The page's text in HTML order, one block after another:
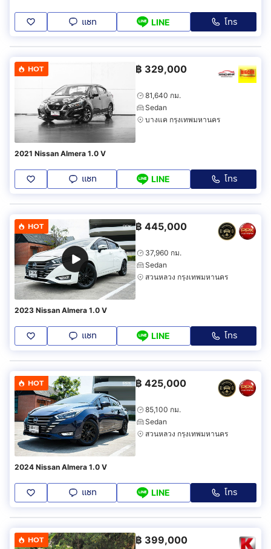
แชท LINE โทร
HOT ฿ 329,000
81,640 กม.
Sedan
บางแค กรุงเทพมหานคร
2021 Nissan Almera 1.0 V
แชท LINE โทร
HOT ฿ 445,000
37,960 กม.
Sedan
สวนหลวง กรุงเทพมหานคร
2023 Nissan Almera 1.0 V
แชท LINE โทร
HOT ฿ 425,000
85,100 กม.
Sedan
สวนหลวง กรุงเทพมหานคร
2024 Nissan Almera 1.0 V
แชท LINE โทร
HOT ฿ 399,000